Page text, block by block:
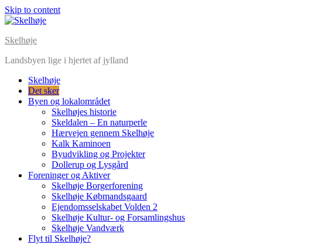
Skip to content
Skelhøje
Landsbyen lige i hjertet af jylland
Skelhøje
Det sker
Byen og lokalområdet
Skelhøjes historie
Skeldalen – En naturperle
Hærvejen gennem Skelhøje
Kalk Kaminoen
Byudvikling og Projekter
Dollerup og Lysgård
Foreninger og Aktiver
Skelhøje Borgerforening
Skelhøje Købmandsgaard
Ejendomsselskabet Volden 2
Skelhøje Kultur- og Forsamlingshus
Skelhøje Vandværk
Flyt til Skelhøje?